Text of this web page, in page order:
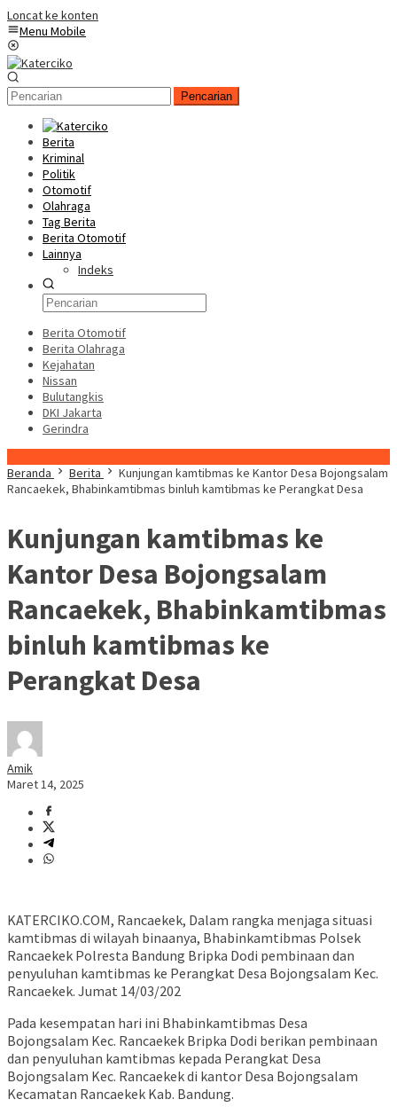
Loncat ke konten
Menu Mobile
Pencarian
Berita
Kriminal
Politik
Otomotif
Olahraga
Tag Berita
Berita Otomotif
Lainnya
Indeks
Berita Otomotif
Berita Olahraga
Kejahatan
Nissan
Bulutangkis
DKI Jakarta
Gerindra
Beranda
Berita
Kunjungan kamtibmas ke Kantor Desa Bojongsalam
Rancaekek, Bhabinkamtibmas binluh kamtibmas ke Perangkat Desa
Kunjungan kamtibmas ke
Kantor Desa Bojongsalam
Rancaekek, Bhabinkamtibmas
binluh kamtibmas ke
Perangkat Desa
Amik
Maret 14, 2025
KATERCIKO.COM, Rancaekek, Dalam rangka menjaga situasi
kamtibmas di wilayah binaanya, Bhabinkamtibmas Polsek
Rancaekek Polresta Bandung Bripka Dodi pembinaan dan
penyuluhan kamtibmas ke Perangkat Desa Bojongsalam Kec.
Rancaekek. Jumat 14/03/202
Pada kesempatan hari ini Bhabinkamtibmas Desa
Bojongsalam Kec. Rancaekek Bripka Dodi berikan pembinaan
dan penyuluhan kamtibmas kepada Perangkat Desa
Bojongsalam Kec. Rancaekek di kantor Desa Bojongsalam
Kecamatan Rancaekek Kab. Bandung.